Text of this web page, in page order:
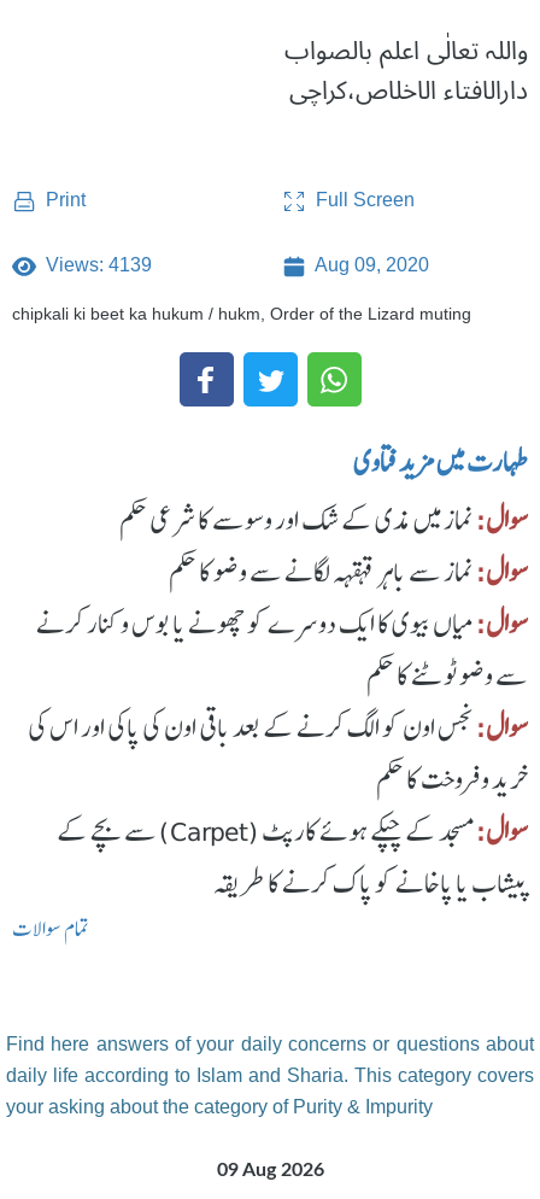
واللہ تعالٰی اعلم بالصواب
دارالافتاء الاخلاص،کراچی
Print Full Screen
Views: 4139 Aug 09, 2020
chipkali ki beet ka hukum / hukm, Order of the Lizard muting
طهارت میں مزید فتاوی
سوال:نماز میں مذی کے شک اور وسوسے کا شرعی حکم
سوال:نماز سے باہر قہقہہ لگانے سے وضو کا حکم
سوال:میاں بیوی کا ایک دوسرے کو چھونے یا بوس و کنار کرنے
سے وضو ٹوٹنے کا حکم
سوال:نجس اون کو الگ کرنے کے بعد باقی اون کی پاکی اور اس کی
خرید و فروخت کا حکم
سوال:
مسجد کے چپکے ہوئے کارپٹ (Carpet) سے بچے کے
پیشاب یا پاخانے کو پاک کرنے کا طریقہ
تمام سوالات
Find here answers of your daily concerns or questions about
daily life according to Islam and Sharia. This category covers
your asking about the category of Purity & Impurity
09 Aug 2026